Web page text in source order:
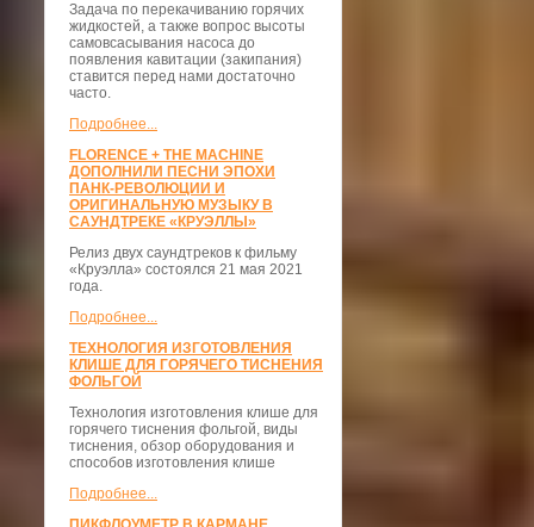
Задача по перекачиванию горячих
жидкостей, а также вопрос высоты
самовсасывания насоса до
появления кавитации (закипания)
ставится перед нами достаточно
часто.
Подробнее...
FLORENCE + THE MACHINE
ДОПОЛНИЛИ ПЕСНИ ЭПОХИ
ПАНК-РЕВОЛЮЦИИ И
ОРИГИНАЛЬНУЮ МУЗЫКУ В
САУНДТРЕКЕ «КРУЭЛЛЫ»
Релиз двух саундтреков к фильму
«Круэлла» состоялся 21 мая 2021
года.
Подробнее...
ТЕХНОЛОГИЯ ИЗГОТОВЛЕНИЯ
КЛИШЕ ДЛЯ ГОРЯЧЕГО ТИСНЕНИЯ
ФОЛЬГОЙ
Технология изготовления клише для
горячего тиснения фольгой, виды
тиснения, обзор оборудования и
способов изготовления клише
Подробнее...